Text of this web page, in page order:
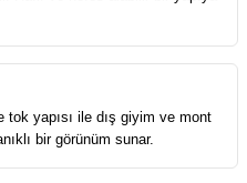
tok yapısı ile dış giyim ve mont
bir görünüm sunar.